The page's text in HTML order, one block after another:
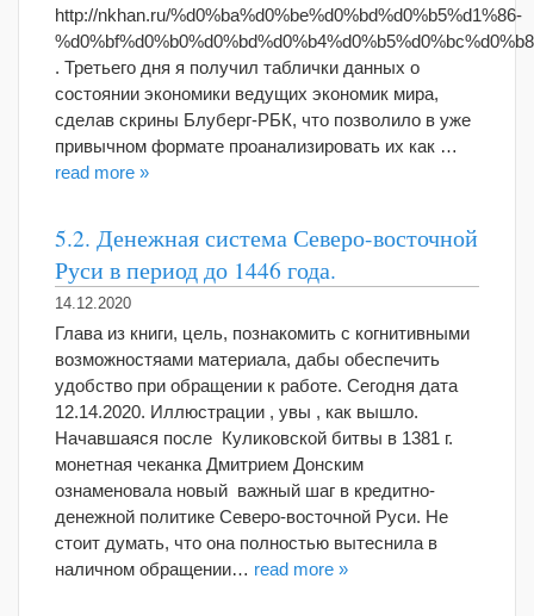
http://nkhan.ru/%d0%ba%d0%be%d0%bd%d0%b5%d1%86-
. Третьего дня я получил таблички данных о
состоянии экономики ведущих экономик мира,
сделав скрины Блуберг-РБК, что позволило в уже
привычном формате проанализировать их как …
read more »
5.2. Денежная система Северо-восточной
Руси в период до 1446 года.
14.12.2020
Глава из книги, цель, познакомить с когнитивными
возможностяами материала, дабы обеспечить
удобство при обращении к работе. Сегодня дата
12.14.2020. Иллюстрации , увы , как вышло.
Начавшаяся после Куликовской битвы в 1381 г.
монетная чеканка Дмитрием Донским
ознаменовала новый важный шаг в кредитно-
денежной политике Северо-восточной Руси. Не
стоит думать, что она полностью вытеснила в
наличном обращении… read more »